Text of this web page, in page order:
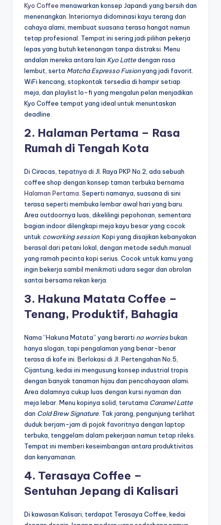
Kyo Coffee menawarkan konsep Japandi yang bersih dan
menenangkan. Interiornya didominasi kayu terang dan
cahaya alami, membuat suasana terasa hangat namun
tetap profesional. Tempat ini sering jadi pilihan pekerja
lepas yang butuh ketenangan tanpa distraksi. Menu
andalan mereka antara lain Kyo Lattedengan rasa
lembut, serta Matcha Espresso Fusionyang jadi favorit.
WiFi kencang, stopkontak tersedia di hampir setiap
meja, dan playlist lo-fi yang mengalun pelan menjadikan
Kyo Coffee tempat yang ideal untuk menuntaskan
deadline.
2. Halaman Pertama – Rasa
Rumah di Tengah Kota
Di Ciracas, tepatnya di Jl. Raya PKP No.2, ada sebuah
coffee shop dengan konsep taman terbuka bernama
Halaman Pertama . Seperti namanya, suasana di sini
terasa seperti membuka lembar awal hari yang baru.
Area outdoornya luas, dikelilingi pepohonan, sementara
bagian indoor dilengkapi meja kayu besar yang cocok
untuk coworking session. Kopi yang disajikan kebanyakan
berasal dari petani lokal, dengan metode seduh manual
yang ramah pecinta kopi serius. Cocok untuk kamu yang
ingin bekerja sambil menikmati udara segar dan obrolan
santai bersama rekan kerja.
3. Hakuna Matata Coffee –
Tenang, Produktif, Bahagia
Nama “Hakuna Matata” yang berarti no worriesbukan
hanya slogan, tapi pengalaman yang benar-benar
terasa di kafe ini. Berlokasi di Jl. Pertengahan No.5,
Cijantung, kedai ini mengusung konsep industrial tropis
dengan banyak tanaman hijau dan pencahayaan alami.
Area dalamnya cukup luas dengan kursi nyaman dan
meja lebar. Menu kopinya solid, terutama Caramel Latte
dan Cold Brew Signature . Tak jarang, pengunjung terlihat
duduk berjam-jam di pojok favoritnya dengan laptop
terbuka, tenggelam dalam pekerjaan namun tetap rileks.
Tempat ini memberi keseimbangan antara produktivitas
dan kenyamanan.
4. Terasaya Coffee –
Sentuhan Jepang di Kalisari
Di kawasan Kalisari, terdapat Terasaya Coffee, kedai